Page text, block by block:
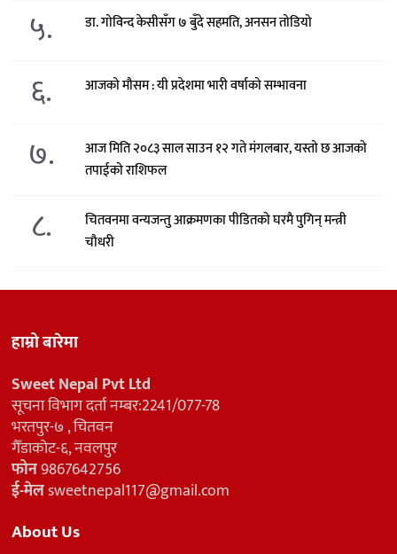
५. डा. गोविन्द केसीसँग ७ बुँदे सहमति, अनसन तोडियो
६. आजको मौसम : यी प्रदेशमा भारी वर्षाको सम्भावना
७.
आज मिति २०८३ साल साउन १२ गते मंगलबार, यस्तो छ आजको
तपाईको राशिफल
८.
चितवनमा वन्यजन्तु आक्रमणका पीडितको घरमै पुगिन् मन्त्री
चौधरी
हाम्रो बारेमा
Sweet Nepal Pvt Ltd
सूचना विभाग दर्ता नम्बर:2241/077-78
भरतपुर-७ , चितवन
गैँडाकोट-६, नवलपुर
फोन9867642756
ई-मेलsweetnepal117@gmail.com
About Us